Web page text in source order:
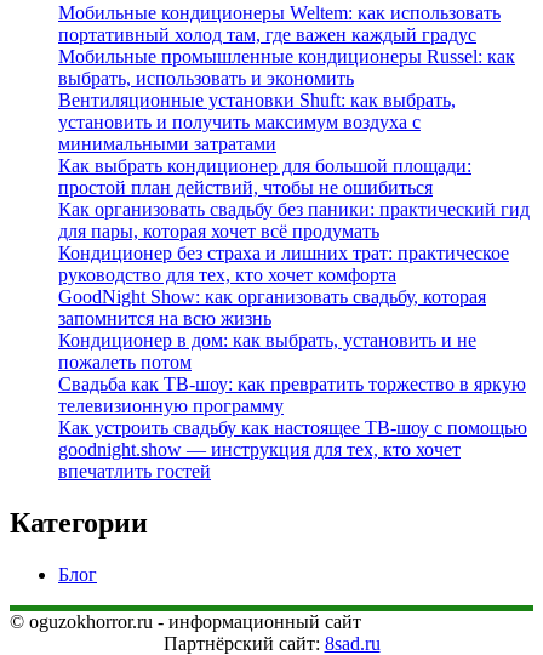
Мобильные кондиционеры Weltem: как использовать
портативный холод там, где важен каждый градус
Мобильные промышленные кондиционеры Russel: как
выбрать, использовать и экономить
Вентиляционные установки Shuft: как выбрать,
установить и получить максимум воздуха с
минимальными затратами
Как выбрать кондиционер для большой площади:
простой план действий, чтобы не ошибиться
Как организовать свадьбу без паники: практический гид
для пары, которая хочет всё продумать
Кондиционер без страха и лишних трат: практическое
руководство для тех, кто хочет комфорта
GoodNight Show: как организовать свадьбу, которая
запомнится на всю жизнь
Кондиционер в дом: как выбрать, установить и не
пожалеть потом
Свадьба как ТВ‑шоу: как превратить торжество в яркую
телевизионную программу
Как устроить свадьбу как настоящее ТВ‑шоу с помощью
goodnight.show — инструкция для тех, кто хочет
впечатлить гостей
Категории
Блог
© oguzokhorror.ru - информационный сайт
Партнёрский сайт: 8sad.ru